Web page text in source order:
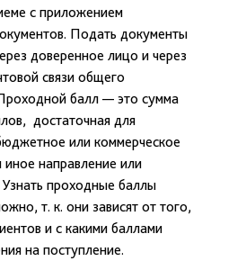
с приложением
Подать документы
доверенное лицо и через
связи общего
балл — это сумма
достаточная для
или коммерческое
иное направление или
Узнать проходные баллы
т. к. они зависят от того,
и с какими баллами
на поступление.